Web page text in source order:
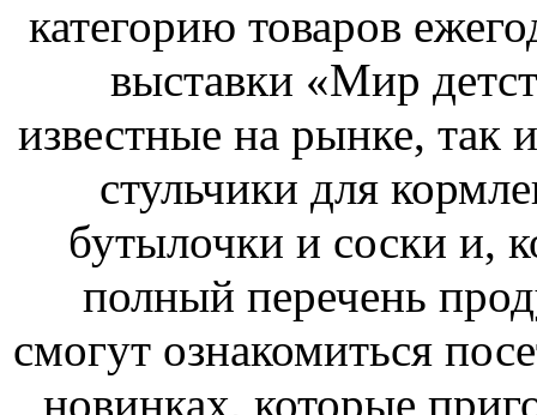
категорию товаров
выставки «Мир
известные на рынке, так
стульчики для
бутылочки и соски и,
полный перечень
смогут ознакомиться
новинках, которые